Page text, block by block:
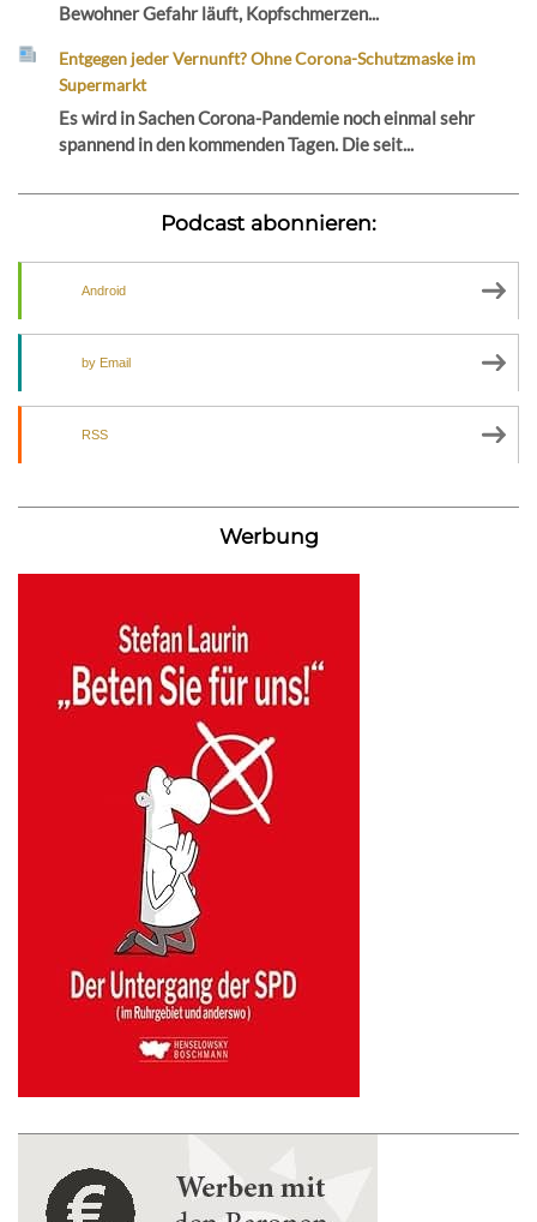
Bewohner Gefahr läuft, Kopfschmerzen...
Entgegen jeder Vernunft? Ohne Corona-Schutzmaske im
Supermarkt
Es wird in Sachen Corona-Pandemie noch einmal sehr
spannend in den kommenden Tagen. Die seit...
Podcast abonnieren:
Android
by Email
RSS
Werbung